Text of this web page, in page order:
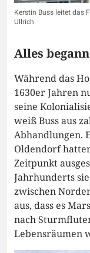
Kerstin Buss leitet das
Ullrich
Alles
Während das
1630er Jahren
seine
weiß Buss aus
Abhandlungen.
Oldendorf
Zeitpunkt
Jahrhunderts
zwischen
aus, dass es
nach
Lebensräumen